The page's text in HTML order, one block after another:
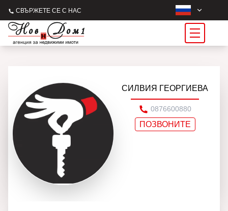
СВЪРЖЕТЕ СЕ С НАС
СИЛВИЯ ГЕОРГИЕВА
0876600880
ПОЗВОНИТЕ